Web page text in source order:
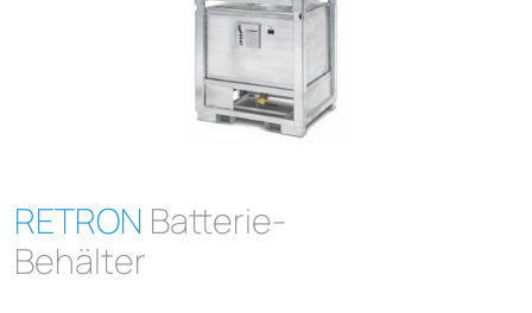
RETRON Batterie-
Behälter